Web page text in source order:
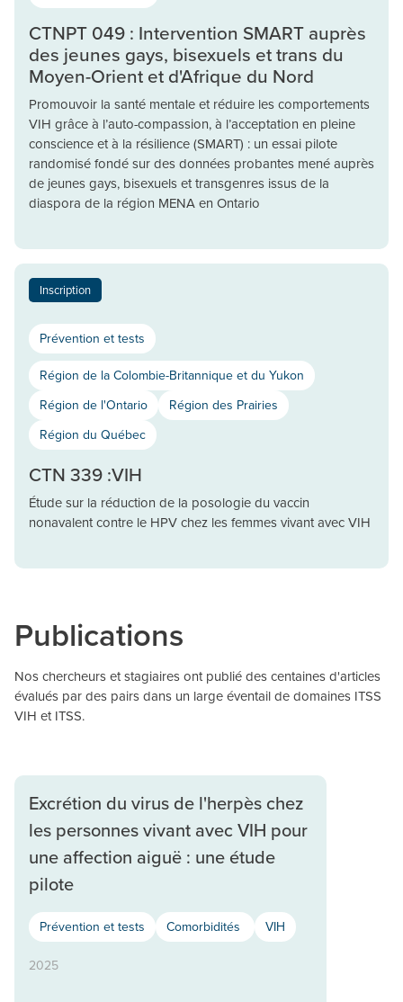
CTNPT 049 : Intervention SMART auprès
des jeunes gays, bisexuels et trans du
Moyen-Orient et d'Afrique du Nord
Promouvoir la santé mentale et réduire les comportements
VIH grâce à l’auto-compassion, à l’acceptation en pleine
conscience et à la résilience (SMART) : un essai pilote
randomisé fondé sur des données probantes mené auprès
de jeunes gays, bisexuels et transgenres issus de la
diaspora de la région MENA en Ontario
Inscription
Prévention et tests
Région de la Colombie-Britannique et du Yukon
Région de l'Ontario
Région des Prairies
Région du Québec
CTN 339 :VIH
Étude sur la réduction de la posologie du vaccin
nonavalent contre le HPV chez les femmes vivant avec VIH
Publications
Nos chercheurs et stagiaires ont publié des centaines d'articles
évalués par des pairs dans un large éventail de domaines ITSS
VIH et ITSS.
Excrétion du virus de l'herpès chez
les personnes vivant avec VIH pour
une affection aiguë : une étude
pilote
Prévention et tests Comorbidités VIH
2025